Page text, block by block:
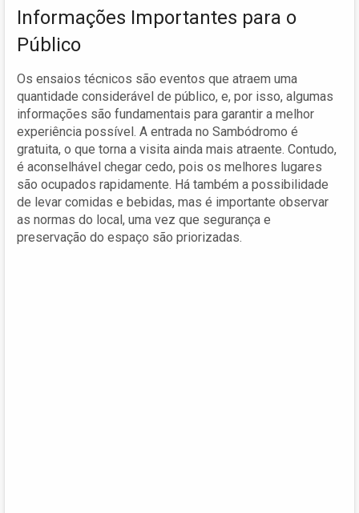
Informações Importantes para o
Público
Os ensaios técnicos são eventos que atraem uma
quantidade considerável de público, e, por isso, algumas
informações são fundamentais para garantir a melhor
experiência possível. A entrada no Sambódromo é
gratuita, o que torna a visita ainda mais atraente. Contudo,
é aconselhável chegar cedo, pois os melhores lugares
são ocupados rapidamente. Há também a possibilidade
de levar comidas e bebidas, mas é importante observar
as normas do local, uma vez que segurança e
preservação do espaço são priorizadas.